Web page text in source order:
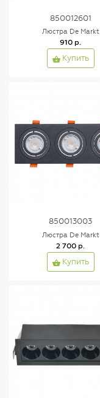
850012601
Люстра De Markt
910 р.
Купить
850013003
Люстра De Markt
2 700 р.
Купить